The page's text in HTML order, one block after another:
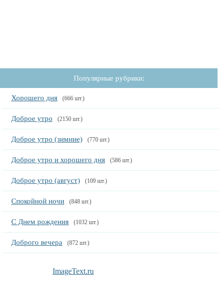
Популярные рубрики:
Хорошего дня (666 шт.)
Доброе утро (2150 шт.)
Доброе утро (зимние) (770 шт.)
Доброе утро и хорошего дня (586 шт.)
Доброе утро (август) (109 шт.)
Спокойной ночи (848 шт.)
С Днем рождения (1032 шт.)
Доброго вечера (872 шт.)
ImageText.ru